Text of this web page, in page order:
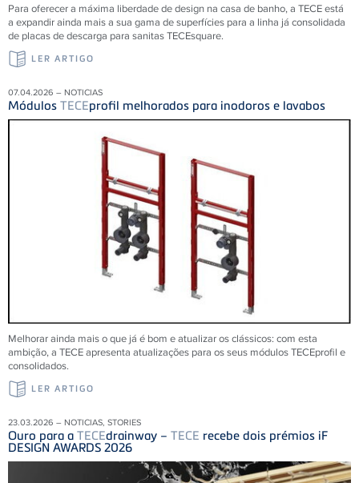
Para oferecer a máxima liberdade de design na casa de banho, a TECE está
a expandir ainda mais a sua gama de superfícies para a linha já consolidada
de placas de descarga para sanitas TECEsquare.
LER ARTIGO
07.04.2026 – NOTICIAS
Módulos TECEprofil melhorados para inodoros e lavabos
Melhorar ainda mais o que já é bom e atualizar os clássicos: com esta
ambição, a TECE apresenta atualizações para os seus módulos TECEprofil e
consolidados.
LER ARTIGO
23.03.2026 – NOTICIAS, STORIES
Ouro para a TECEdrainway – TECE recebe dois prémios iF
DESIGN AWARDS 2026